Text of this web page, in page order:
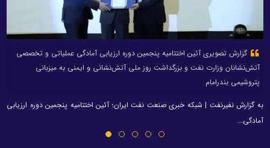
گزارش تصویری آئین اختتامیه پنجمین دوره ارزیابی آمادگی عملیاتی و تخصصی
آتش‌نشانان وزارت نفت و بزرگداشت روز ملی آتش‌نشانی و ایمنی به میزبانی
پتروشیمی بندرامام
به گزارش نفیرنفت | شبکه خبری صنعت نفت ایران؛ آئین اختتامیه پنجمین دوره ارزیابی
آمادگی…